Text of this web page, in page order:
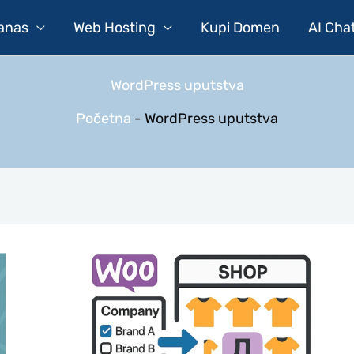
Web Hosting Kupi Domen AI
WordPress uputstva
Početna - WordPress uputstva
Besplatan
Plugin
Filter
Brendova
WooCommerce-